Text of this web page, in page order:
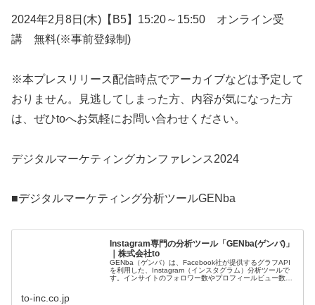
2024年2月8日(木)【B5】15:20～15:50 オンライン受
講 無料(※事前登録制)
※本プレスリリース配信時点でアーカイブなどは予定して
おりません。見逃してしまった方、内容が気になった方
は、ぜひtoへお気軽にお問い合わせください。
デジタルマーケティングカンファレンス2024
■デジタルマーケティング分析ツールGENba
Instagram専門の分析ツール「GENba(ゲンバ)」
｜株式会社to
GENba（ゲンバ）は、Facebook社が提供するグラフAPI
を利用した、Instagram（インスタグラム）分析ツールで
す。インサイトのフォロワー数やプロフィールビュー数、
to-inc.co.jp